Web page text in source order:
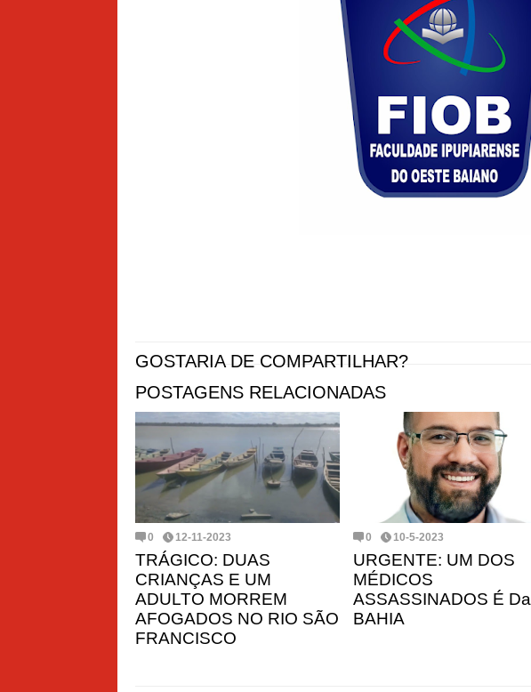
GOSTARIA DE COMPARTILHAR?
POSTAGENS RELACIONADAS
0 12-11-2023
TRÁGICO: DUAS
CRIANÇAS E UM
ADULTO MORREM
AFOGADOS NO RIO SÃO
FRANCISCO
0 10-5-2023
URGENTE: UM DOS
MÉDICOS
ASSASSINADOS É Da
BAHIA